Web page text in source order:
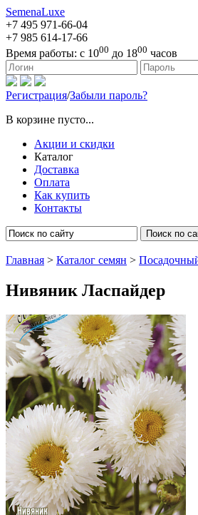
SemenaLuxe
+7 495 971-66-04
+7 985 614-17-66
Время работы: с 1000 до 1800 часов
127473, г. Москва, ул.
Регистрация/Забыли пароль?
В корзине пусто...
Акции и скидки
Каталог
Доставка
Оплата
Как купить
Контакты
Поиск по
Главная > Каталог семян >
Нивяник Ласпайдер
Ромашка